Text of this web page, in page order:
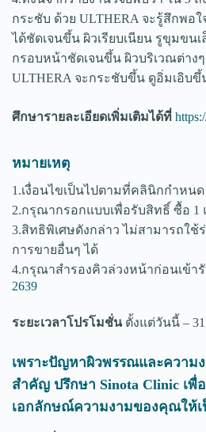
กระชับ ด้วย ULTHERA จะรู้สึกพอ
ได้ชัดเจนขึ้น ผิวเรียบเนียน รูขุมขน
กรอบหน้าชัดเจนขึ้น ผิวบริเวณต่าง
ULTHERA จะกระชับขึ้น ดูอิ่มเอิบขึ้
ศึกษารายละเอียดเพิ่มเติมได้ที่
หมายเหตุ
1.เงื่อนไขเป็นไปตามที่คลินิกกำหนด
2.กรุณากรอกแบบเพื่อรับสิทธิ์ ซื้อ 1
3.สิทธิพิเศษดังกล่าว ไม่สามารถใช้
การขายอื่นๆ ได้
4.กรุณาสำรองคิวล่วงหน้าก่อนเข้า
2639
ระยะเวลาโปรโมชั่นตั้งแต่วันนี้ – 31
เพราะปัญหาผิวพรรณและความง
สำคัญ ปรึกษา Sinota Clinic เพื่
เอกลักษณ์ความงามของคุณให้เ